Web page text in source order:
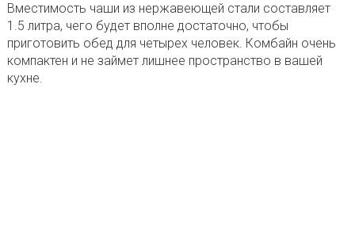
Вместимость чаши из нержавеющей стали составляет
1.5 литра, чего будет вполне достаточно, чтобы
приготовить обед для четырех человек. Комбайн очень
компактен и не займет лишнее пространство в вашей
кухне.